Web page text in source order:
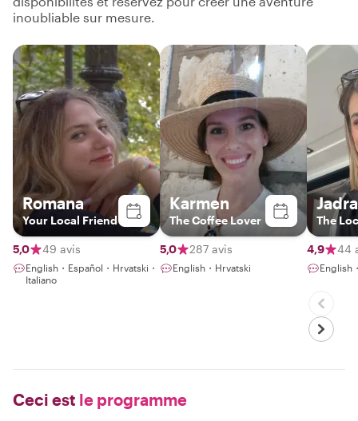
inoubliable sur mesure.
Romana
Your Local Friend
5,0 49 avis
English・Español・Hrvatski・
Italiano
Karmen
The Coffee Lover
5,0 287 avis
English・Hrvatski
The
4,9 44
English
Ceci est le programme